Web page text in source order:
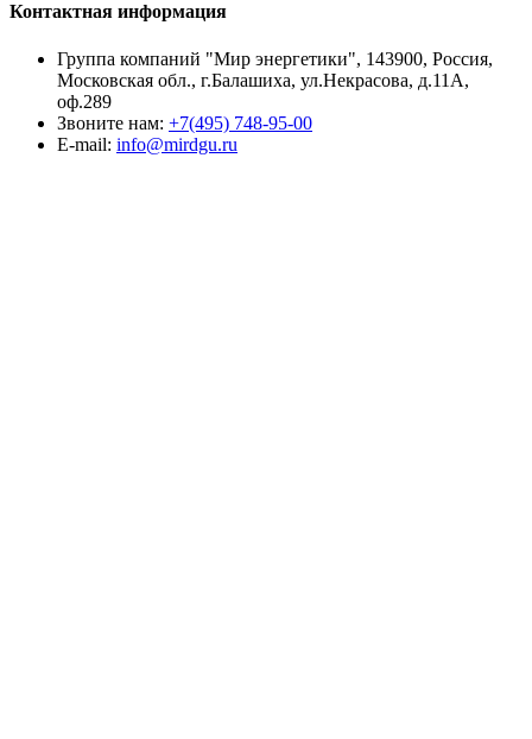
Контактная информация
Группа компаний "Мир энергетики", 143900, Россия,
Московская обл., г.Балашиха, ул.Некрасова, д.11А,
оф.289
Звоните нам: +7(495) 748-95-00
E-mail: info@mirdgu.ru